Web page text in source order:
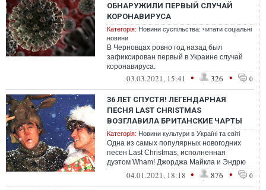
ОБНАРУЖИЛИ ПЕРВЫЙ СЛУЧАЙ
КОРОНАВИРУСА
Категорія: Новини суспільства: читати соціальні
новини
В Черновцах ровно год назад был
зафиксирован первый в Украине случай
коронавируса.
03.03.2021, 15:41 • 326 • 0
36 ЛЕТ СПУСТЯ! ЛЕГЕНДАРНАЯ
ПЕСНЯ LAST CHRISTMAS
ВОЗГЛАВИЛА БРИТАНСКИЕ ЧАРТЫ
Категорія: Новини культури в Україні та світі
Одна из самых популярных новогодних
песен Last Christmas, исполненная
дуэтом Wham! Джорджа Майкла и Эндрю
Риджли, спустя 36 лет после релиза
04.01.2021, 18:18 • 876 • 0